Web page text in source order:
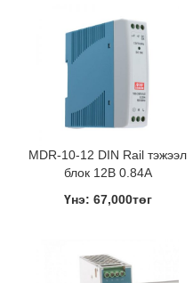
MDR-10-12 DIN Rail тэжээл
блок 12В 0.84A
Үнэ: 67,000төг